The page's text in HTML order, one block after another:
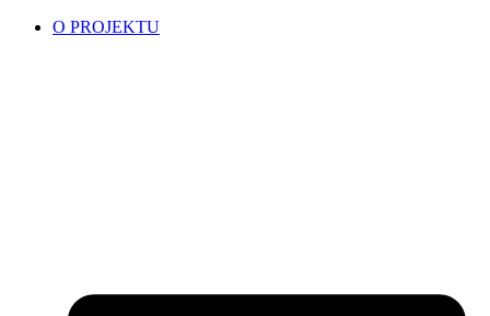
O PROJEKTU